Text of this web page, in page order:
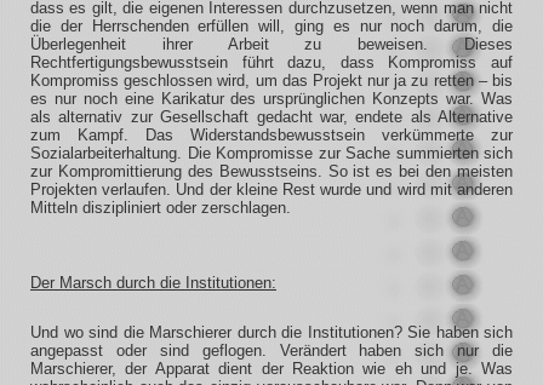
dass es gilt, die eigenen Interessen durchzusetzen, wenn man nicht
die der Herrschenden erfüllen will, ging es nur noch darum, die
Überlegenheit ihrer Arbeit zu beweisen. Dieses
Rechtfertigungsbewusstsein führt dazu, dass Kompromiss auf
Kompromiss geschlossen wird, um das Projekt nur ja zu retten – bis
es nur noch eine Karikatur des ursprünglichen Konzepts war. Was
als alternativ zur Gesellschaft gedacht war, endete als Alternative
zum Kampf. Das Widerstandsbewusstsein verkümmerte zur
Sozialarbeiterhaltung. Die Kompromisse zur Sache summierten sich
zur Kompromittierung des Bewusstseins. So ist es bei den meisten
Projekten verlaufen. Und der kleine Rest wurde und wird mit anderen
Mitteln diszipliniert oder zerschlagen.
Der Marsch durch die Institutionen:
Und wo sind die Marschierer durch die Institutionen? Sie haben sich
angepasst oder sind geflogen. Verändert haben sich nur die
Marschierer, der Apparat dient der Reaktion wie eh und je. Was